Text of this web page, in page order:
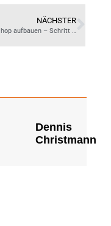
NÄCHSTER
Online Shop aufbauen – Schritt für Schritt Anleitung
Dennis
Christmann